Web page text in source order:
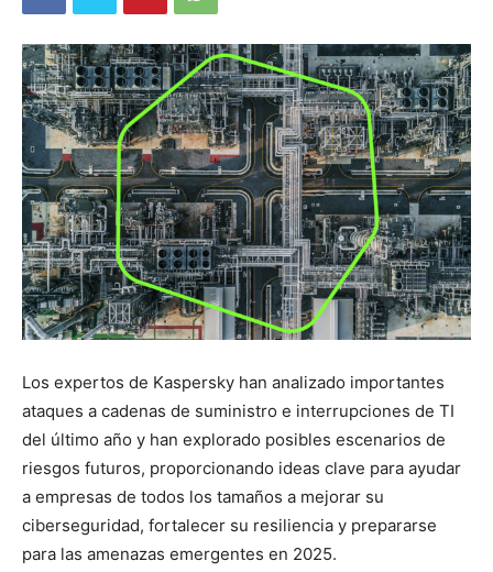
Los expertos de Kaspersky han analizado importantes
ataques a cadenas de suministro e interrupciones de TI
del último año y han explorado posibles escenarios de
riesgos futuros, proporcionando ideas clave para ayudar
a empresas de todos los tamaños a mejorar su
ciberseguridad, fortalecer su resiliencia y prepararse
para las amenazas emergentes en 2025.